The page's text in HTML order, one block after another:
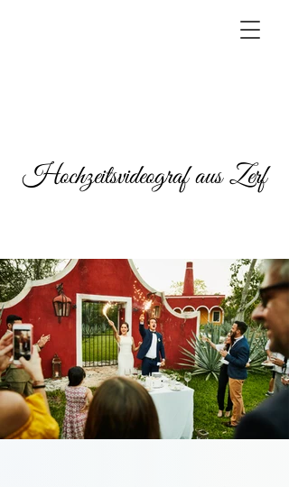
Hochzeitsvideograf aus Zerf